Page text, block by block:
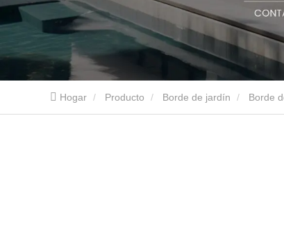
China y fabricante, con sede en la ciudad de LiaoCheng, China. Como
Mamparas de jardín
Pantalla de acero corten
Mamparas de jardín de aluminio
Cercado compuesto
Hogar Producto Borde de jardín Borde